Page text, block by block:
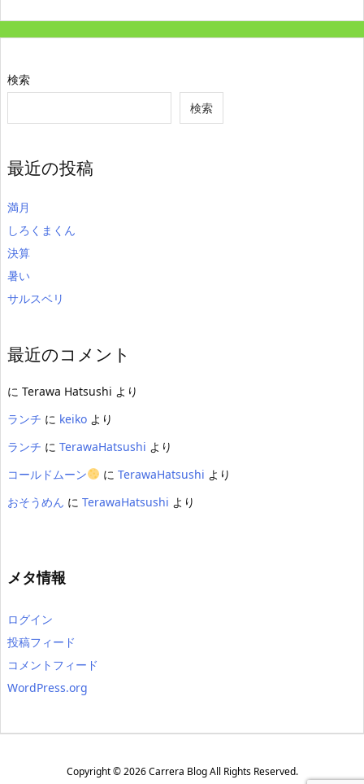
検索
検索
最近の投稿
満月
しろくまくん
決算
暑い
サルスベリ
最近のコメント
に Terawa Hatsushi より
ランチ に keiko より
ランチ に TerawaHatsushi より
コールドムーン
に TerawaHatsushi より
おそうめん に TerawaHatsushi より
メタ情報
ログイン
投稿フィード
コメントフィード
WordPress.org
Copyright ©2026 Carrera BlogAll Rights Reserved.